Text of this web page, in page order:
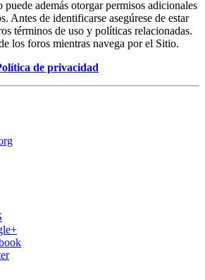
además otorgar permisos adicionales
Antes de identificarse asegúrese de estar
términos de uso y políticas relacionadas.
los foros mientras navega por el Sitio.
de privacidad